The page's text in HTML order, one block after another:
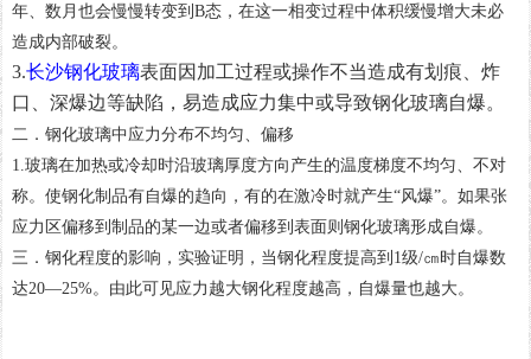
年、数月也会慢慢转变到B态，在这一相变过程中体积缓慢增大未必
造成内部破裂。
3.长沙钢化玻璃表面因加工过程或操作不当造成有划痕、炸
口、深爆边等缺陷，易造成应力集中或导致钢化玻璃自爆。
二．钢化玻璃中应力分布不均匀、偏移
1.玻璃在加热或冷却时沿玻璃厚度方向产生的温度梯度不均匀、不对
称。使钢化制品有自爆的趋向，有的在激冷时就产生“风爆”。如果张
应力区偏移到制品的某一边或者偏移到表面则钢化玻璃形成自爆。
三．钢化程度的影响，实验证明，当钢化程度提高到1级/㎝时自爆数
达20—25%。由此可见应力越大钢化程度越高，自爆量也越大。